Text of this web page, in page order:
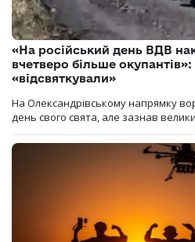
«На російський день ВДВ
вчетверо більше
«відсвяткували»
На Олександрівському напрямку
день свого свята, але зазнав